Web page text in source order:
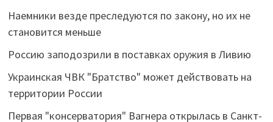
Наемники везде преследуются по закону, но их не
становится меньше
Россию заподозрили в поставках оружия в Ливию
Украинская ЧВК "Братство" может действовать на
территории России
Первая "консерватория" Вагнера открылась в Санкт-